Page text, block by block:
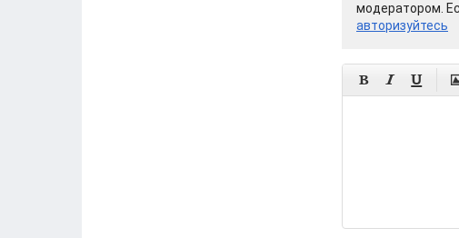
модератором.
авторизуйтесь
  